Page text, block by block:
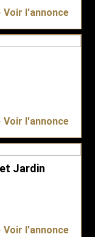
Voir l'annonce
Voir l'annonce
Jardin
Voir l'annonce